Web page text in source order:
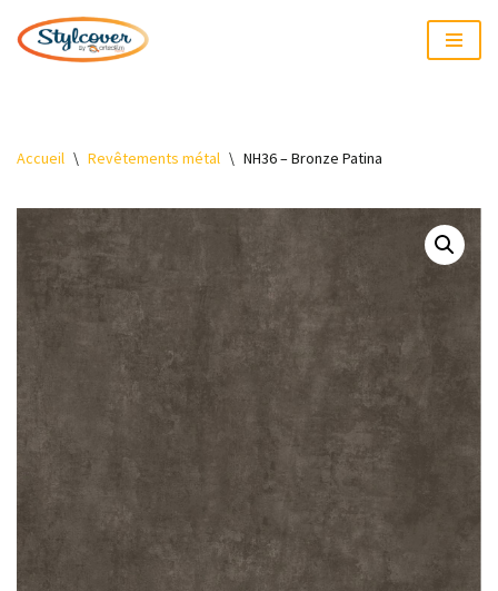
Aller
Accueil \ Revêtements métal \ NH36 – Bronze Patina